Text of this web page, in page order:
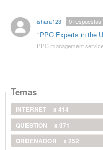
ishara123
"PPC Experts in the
0respuestas
PPC management
Temas
INTERNET
x 414
QUESTION
x 371
ORDENADOR
x 252